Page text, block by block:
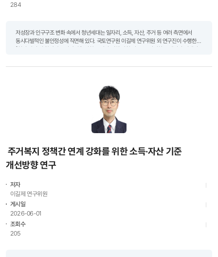
284
저성장과 인구구조 변화 속에서 청년세대는 일자리, 소득, 자산, 주거 등 여러 측면에서
동시다발적인 불안정성에 직면해 있다. 국토연구원 이길제 연구위원 외 연구진이 수행한
주거복지 정책간 연계 강화를 위한 소득·자산 기준
개선방향 연구
저자
이길제 연구위원
게시일
2026-06-01
조회수
205